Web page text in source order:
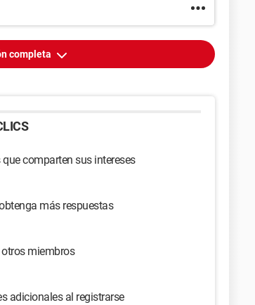
completa
comparten sus intereses
más respuestas
miembros
adicionales al registrarse